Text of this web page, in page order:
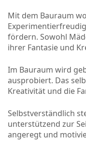
Mit dem Bauraum
fördern. Sowohl
ihrer Fantasie und
Im Bauraum wird
ausprobiert. Das
Kreativität und die
Selbstverständlich
unterstützend zur
angeregt und